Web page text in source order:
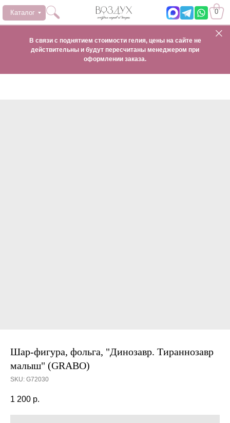
0
Каталог
В связи с поднятием стоимости гелия, цены на сайте не
действительны и будут пересчитаны менеджером при
оформлении заказа.
Шар-фигура, фольга, "Динозавр. Тираннозавр
малыш" (GRABO)
SKU: G72030
1 200 р.